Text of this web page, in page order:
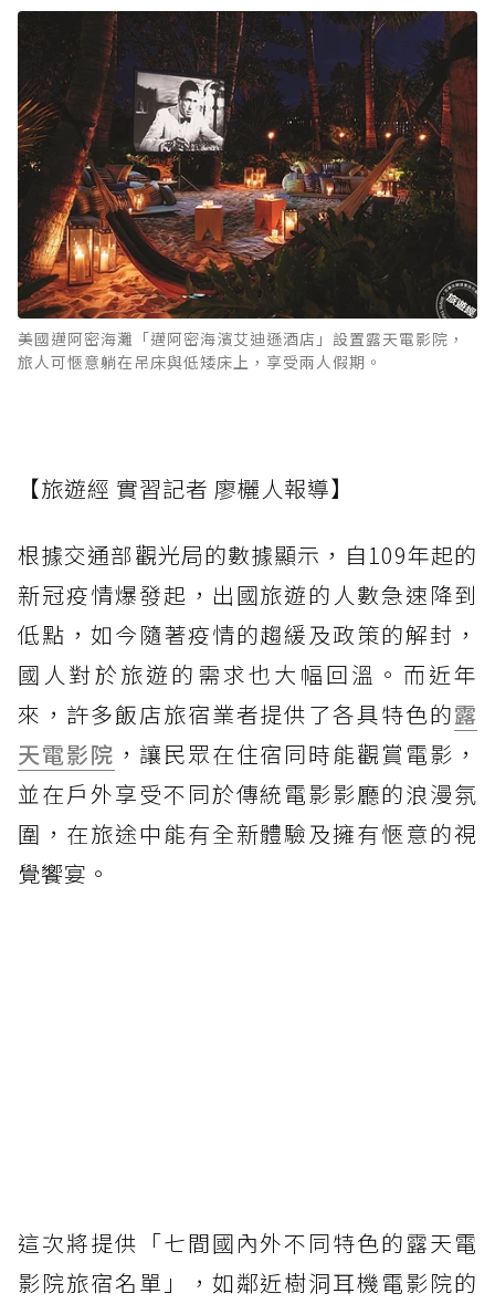
美國邁阿密海灘「邁阿密海濱艾迪遜酒店」設置露天電影院，
旅人可愜意躺在吊床與低矮床上，享受兩人假期。
【旅遊經 實習記者 廖欐人報導】
根據交通部觀光局的數據顯示，自109年起的
新冠疫情爆發起，出國旅遊的人數急速降到
低點，如今隨著疫情的趨緩及政策的解封，
國人對於旅遊的需求也大幅回溫。而近年
來，許多飯店旅宿業者提供了各具特色的露
天電影院 ，讓民眾在住宿同時能觀賞電影，
並在戶外享受不同於傳統電影影廳的浪漫氛
圍，在旅途中能有全新體驗及擁有愜意的視
覺饗宴。
這次將提供「七間國內外不同特色的露天電
影院旅宿名單」，如鄰近樹洞耳機電影院的